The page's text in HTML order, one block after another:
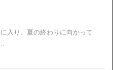
入り、夏の終わりに向かって